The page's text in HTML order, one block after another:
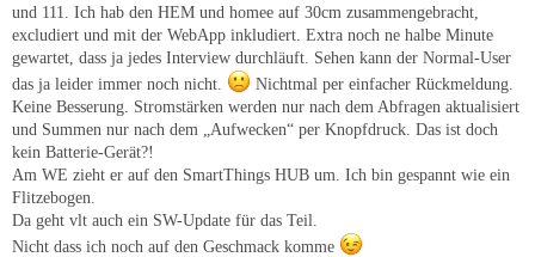
und 111. Ich hab den HEM und homee auf 30cm zusammengebracht,
excludiert und mit der WebApp inkludiert. Extra noch ne halbe Minute
gewartet, dass ja jedes Interview durchläuft. Sehen kann der Normal-User
das ja leider immer noch nicht.
Nichtmal per einfacher Rückmeldung.
Keine Besserung. Stromstärken werden nur nach dem Abfragen aktualisiert
und Summen nur nach dem „Aufwecken“ per Knopfdruck. Das ist doch
kein Batterie-Gerät?!
Am WE zieht er auf den SmartThings HUB um. Ich bin gespannt wie ein
Flitzebogen.
Da geht vlt auch ein SW-Update für das Teil.
Nicht dass ich noch auf den Geschmack komme